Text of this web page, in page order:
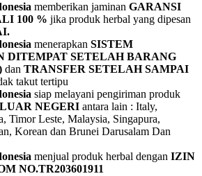
memberikan jaminan GARANSI
100 % jika produk herbal yang dipesan
menerapkan SISTEM
DITEMPAT SETELAH BARANG
dan TRANSFER SETELAH SAMPAI
takut tertipu
siap melayani pengiriman produk
LUAR NEGERI antara lain : Italy,
Timor Leste, Malaysia, Singapura,
Korean dan Brunei Darusalam Dan
menjual produk herbal dengan IZIN
NO.TR203601911